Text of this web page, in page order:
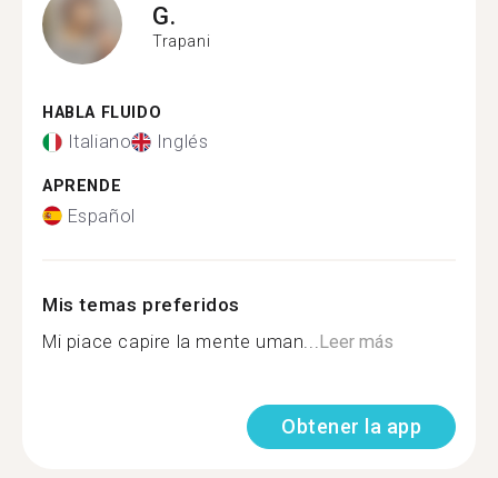
G.
Trapani
HABLA FLUIDO
Italiano Inglés
APRENDE
Español
Mis temas preferidos
Mi piace capire la mente uman... Leer más
Obtener la app